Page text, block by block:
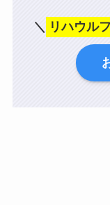
＼ リハウル